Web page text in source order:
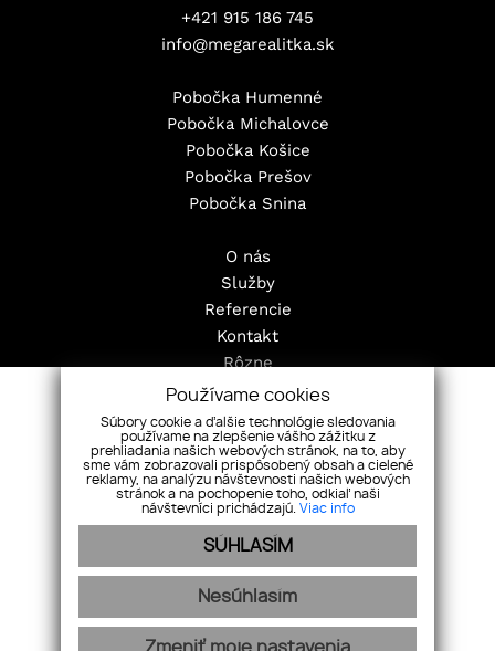
Používame cookies
Súbory cookie a ďalšie technológie sledovania
používame na zlepšenie vášho zážitku z
prehliadania našich webových stránok, na to, aby
sme vám zobrazovali prispôsobený obsah a cielené
reklamy, na analýzu návštevnosti našich webových
stránok a na pochopenie toho, odkiaľ naši
návštevníci prichádzajú. Viac info
SÚHLASÍM
Nesúhlasím
+421 915 186 745
info@megarealitka.sk
Pobočka Humenné
Pobočka Michalovce
Pobočka Košice
Pobočka Prešov
Pobočka Snina
O nás
Služby
Referencie
Kontakt
Rôzne
Pravidlá cookies
Nehnuteľnosti
Byty
Domy
Pozemky
Objekty
webdesign| webex.digital